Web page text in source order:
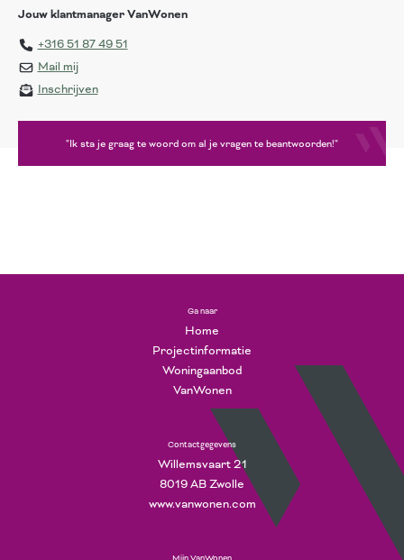
Jouw klantmanager VanWonen
+316 51 87 49 51
Mail mij
Inschrijven
"Ik sta je graag te woord om al je vragen te beantwoorden!"
Ga naar
Home
Projectinformatie
Woningaanbod
VanWonen
Contactgegevens
Willemsvaart 21
8019 AB Zwolle
www.vanwonen.com